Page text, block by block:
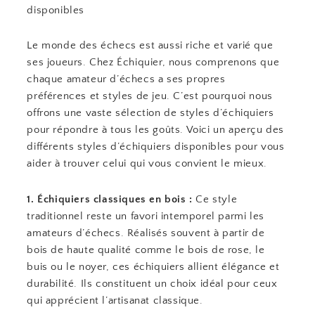
disponibles
Le monde des échecs est aussi riche et varié que
ses joueurs. Chez Échiquier, nous comprenons que
chaque amateur d’échecs a ses propres
préférences et styles de jeu. C’est pourquoi nous
offrons une vaste sélection de styles d’échiquiers
pour répondre à tous les goûts. Voici un aperçu des
différents styles d’échiquiers disponibles pour vous
aider à trouver celui qui vous convient le mieux.
1. Échiquiers classiques en bois : Ce style
traditionnel reste un favori intemporel parmi les
amateurs d’échecs. Réalisés souvent à partir de
bois de haute qualité comme le bois de rose, le
buis ou le noyer, ces échiquiers allient élégance et
durabilité. Ils constituent un choix idéal pour ceux
qui apprécient l’artisanat classique.